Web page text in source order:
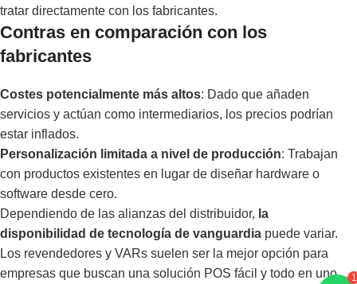
tratar directamente con los fabricantes.
Contras en comparación con los
fabricantes
Costes potencialmente más altos: Dado que añaden
servicios y actúan como intermediarios, los precios podrían
estar inflados.
Personalización limitada a nivel de producción: Trabajan
con productos existentes en lugar de diseñar hardware o
software desde cero.
Dependiendo de las alianzas del distribuidor, la
disponibilidad de tecnología de vanguardia puede variar.
Los revendedores y VARs suelen ser la mejor opción para
empresas que buscan una solución POS fácil y todo en uno